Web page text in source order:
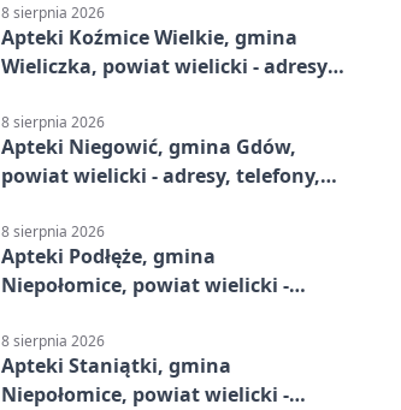
8 sierpnia 2026
Apteki Koźmice Wielkie, gmina
Wieliczka, powiat wielicki - adresy,
8 sierpnia 2026
Apteki Niegowić, gmina Gdów,
powiat wielicki - adresy, telefony,
8 sierpnia 2026
Apteki Podłęże, gmina
Niepołomice, powiat wielicki -
8 sierpnia 2026
Apteki Staniątki, gmina
Niepołomice, powiat wielicki -